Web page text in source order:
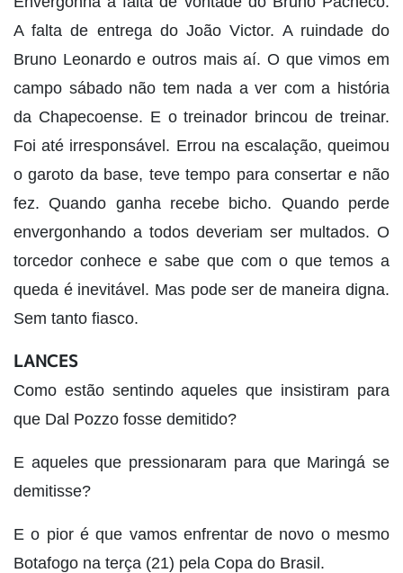
A falta de entrega do João Victor. A ruindade do
Bruno Leonardo e outros mais aí. O que vimos em
campo sábado não tem nada a ver com a história
da Chapecoense. E o treinador brincou de treinar.
Foi até irresponsável. Errou na escalação, queimou
o garoto da base, teve tempo para consertar e não
fez. Quando ganha recebe bicho. Quando perde
envergonhando a todos deveriam ser multados. O
torcedor conhece e sabe que com o que temos a
queda é inevitável. Mas pode ser de maneira digna.
Sem tanto fiasco.
LANCES
Como estão sentindo aqueles que insistiram para
que Dal Pozzo fosse demitido?
E aqueles que pressionaram para que Maringá se
demitisse?
E o pior é que vamos enfrentar de novo o mesmo
Botafogo na terça (21) pela Copa do Brasil.